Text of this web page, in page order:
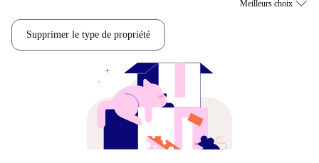
Supprimer le type de propriété